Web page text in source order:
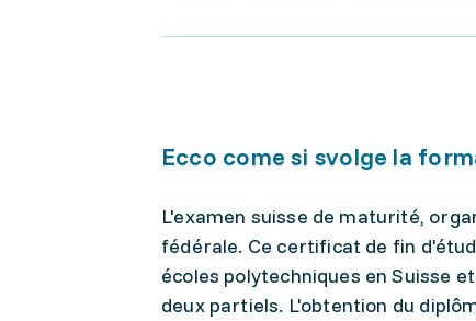
Ecco come si svolge la
L'examen suisse de maturité,
fédérale. Ce certificat de fin
écoles polytechniques en Suisse
deux partiels. L'obtention du